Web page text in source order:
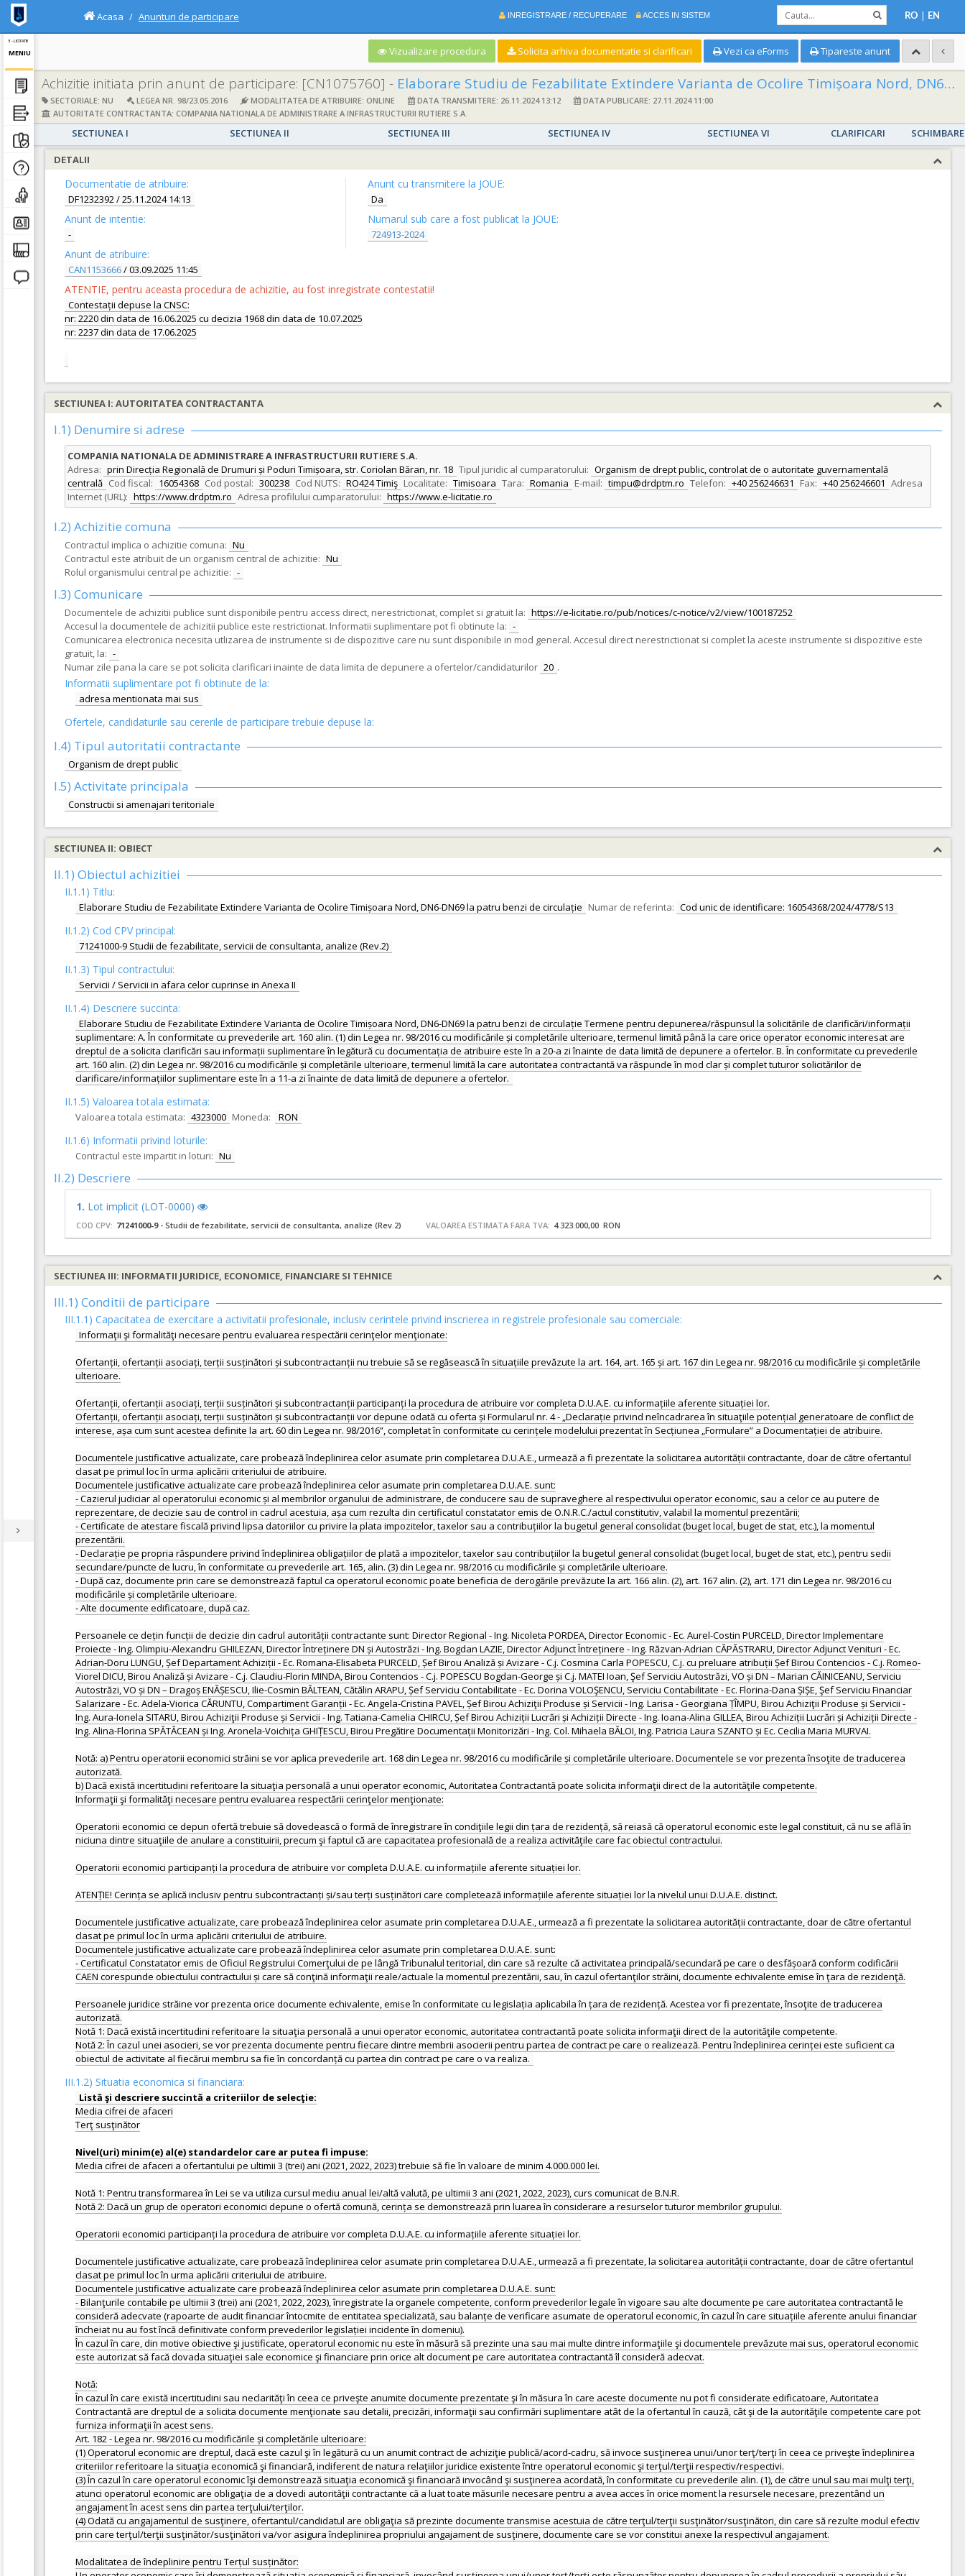
E - LICITATIE
MENIU
INREGISTRARE / RECUPERARE ACCES IN SISTEM RO | EN
Acasa Anunturi de participare
Vizualizare procedura Solicita arhiva documentatie si clarificari Vezi ca eForms Tipareste anunt
Achizitie initiata prin anunt de participare: [CN1075760] - Elaborare Studiu de Fezabilitate Extindere Varianta de Ocolire Timișoara Nord, DN6-DN69 la patru benzi de circulație
SECTORIALE: NU LEGEA NR. 98/23.05.2016 MODALITATEA DE ATRIBUIRE: ONLINE DATA TRANSMITERE: 26.11.2024 13:12
DATA PUBLICARE: 27.11.2024 11:00
AUTORITATE CONTRACTANTA: COMPANIA NATIONALA DE ADMINISTRARE A INFRASTRUCTURII RUTIERE S.A.
SECTIUNEA I SECTIUNEA II SECTIUNEA III SECTIUNEA IV SECTIUNEA VI CLARIFICARI SCHIMBARE
DETALII
Documentatie de atribuire:
DF1232392/ 25.11.2024 14:13
Anunt de intentie:
-
Anunt de atribuire:
CAN1153666/ 03.09.2025 11:45
Anunt cu transmitere la JOUE:
Da
Numarul sub care a fost publicat la JOUE:
724913-2024
ATENTIE, pentru aceasta procedura de achizitie, au fost inregistrate contestatii!
Contestații depuse la CNSC:
nr: 2220 din data de 16.06.2025 cu decizia 1968 din data de 10.07.2025
nr: 2237 din data de 17.06.2025
SECTIUNEA I: AUTORITATEA CONTRACTANTA
I.1) Denumire si adrese
COMPANIA NATIONALA DE ADMINISTRARE A INFRASTRUCTURII RUTIERE S.A.
Adresa: prin Direcția Regională de Drumuri și Poduri Timișoara, str. Coriolan Băran, nr. 18 Tipul juridic al cumparatorului: Organism de drept public, controlat de o autoritate guvernamentală
centrală Cod fiscal: 16054368 Cod postal: 300238 Cod NUTS: RO424 Timiş Localitate: Timisoara Tara: Romania E-mail: timpu@drdptm.ro Telefon: +40 256246631 Fax: +40 256246601 Adresa
Internet (URL): https://www.drdptm.ro Adresa profilului cumparatorului: https://www.e-licitatie.ro
I.2) Achizitie comuna
Contractul implica o achizitie comuna: Nu
Contractul este atribuit de un organism central de achizitie: Nu
Rolul organismului central pe achizitie: -
I.3) Comunicare
Documentele de achizitii publice sunt disponibile pentru access direct, nerestrictionat, complet si gratuit la: https://e-licitatie.ro/pub/notices/c-notice/v2/view/100187252
Accesul la documentele de achizitii publice este restrictionat. Informatii suplimentare pot fi obtinute la: -
Comunicarea electronica necesita utlizarea de instrumente si de dispozitive care nu sunt disponibile in mod general. Accesul direct nerestrictionat si complet la aceste instrumente si dispozitive este
gratuit, la: -
Numar zile pana la care se pot solicita clarificari inainte de data limita de depunere a ofertelor/candidaturilor 20 .
Informatii suplimentare pot fi obtinute de la:
adresa mentionata mai sus
Ofertele, candidaturile sau cererile de participare trebuie depuse la:
I.4) Tipul autoritatii contractante
Organism de drept public
I.5) Activitate principala
Constructii si amenajari teritoriale
SECTIUNEA II: OBIECT
II.1) Obiectul achizitiei
II.1.1) Titlu:
Elaborare Studiu de Fezabilitate Extindere Varianta de Ocolire Timișoara Nord, DN6-DN69 la patru benzi de circulație Numar de referinta: Cod unic de identificare: 16054368/2024/4778/S13
II.1.2) Cod CPV principal:
71241000-9 Studii de fezabilitate, servicii de consultanta, analize (Rev.2)
II.1.3) Tipul contractului:
Servicii / Servicii in afara celor cuprinse in Anexa II
II.1.4) Descriere succinta:
Elaborare Studiu de Fezabilitate Extindere Varianta de Ocolire Timișoara Nord, DN6-DN69 la patru benzi de circulație Termene pentru depunerea/răspunsul la solicitările de clarificări/informații
suplimentare: A. În conformitate cu prevederile art. 160 alin. (1) din Legea nr. 98/2016 cu modificările și completările ulterioare, termenul limită până la care orice operator economic interesat are
dreptul de a solicita clarificări sau informații suplimentare în legătură cu documentația de atribuire este în a 20-a zi înainte de data limită de depunere a ofertelor. B. În conformitate cu prevederile
art. 160 alin. (2) din Legea nr. 98/2016 cu modificările și completările ulterioare, termenul limită la care autoritatea contractantă va răspunde în mod clar și complet tuturor solicitărilor de
clarificare/informațiilor suplimentare este în a 11-a zi înainte de data limită de depunere a ofertelor.
II.1.5) Valoarea totala estimata:
Valoarea totala estimata: 4323000 Moneda: RON
II.1.6) Informatii privind loturile:
Contractul este impartit in loturi: Nu
II.2) Descriere
1. Lot implicit (LOT-0000)
COD CPV: 71241000-9- Studii de fezabilitate, servicii de consultanta, analize (Rev.2) VALOAREA ESTIMATA FARA TVA: 4.323.000,00 RON
SECTIUNEA III: INFORMATII JURIDICE, ECONOMICE, FINANCIARE SI TEHNICE
III.1) Conditii de participare
III.1.1) Capacitatea de exercitare a activitatii profesionale, inclusiv cerintele privind inscrierea in registrele profesionale sau comerciale:
Informaţii şi formalităţi necesare pentru evaluarea respectării cerinţelor menţionate:
Ofertanții, ofertanții asociați, terții susținători și subcontractanții nu trebuie să se regăsească în situațiile prevăzute la art. 164, art. 165 și art. 167 din Legea nr. 98/2016 cu modificările și completările
ulterioare.
Ofertanții, ofertanții asociați, terții susținători și subcontractanții participanți la procedura de atribuire vor completa D.U.A.E. cu informațiile aferente situației lor.
Ofertanții, ofertanții asociați, terții susținători și subcontractanții vor depune odată cu oferta și Formularul nr. 4 - „Declarație privind neîncadrarea în situaţiile potențial generatoare de conflict de
interese, așa cum sunt acestea definite la art. 60 din Legea nr. 98/2016”, completat în conformitate cu cerințele modelului prezentat în Secțiunea „Formulare” a Documentației de atribuire.
Documentele justificative actualizate, care probează îndeplinirea celor asumate prin completarea D.U.A.E., urmează a fi prezentate la solicitarea autorității contractante, doar de către ofertantul
clasat pe primul loc în urma aplicării criteriului de atribuire.
Documentele justificative actualizate care probează îndeplinirea celor asumate prin completarea D.U.A.E. sunt:
- Cazierul judiciar al operatorului economic și al membrilor organului de administrare, de conducere sau de supraveghere al respectivului operator economic, sau a celor ce au putere de
reprezentare, de decizie sau de control in cadrul acestuia, așa cum rezulta din certificatul constatator emis de O.N.R.C./actul constitutiv, valabil la momentul prezentării;
- Certificate de atestare fiscală privind lipsa datoriilor cu privire la plata impozitelor, taxelor sau a contribuțiilor la bugetul general consolidat (buget local, buget de stat, etc.), la momentul
prezentării.
- Declarație pe propria răspundere privind îndeplinirea obligațiilor de plată a impozitelor, taxelor sau contribuțiilor la bugetul general consolidat (buget local, buget de stat, etc.), pentru sedii
secundare/puncte de lucru, în conformitate cu prevederile art. 165, alin. (3) din Legea nr. 98/2016 cu modificările și completările ulterioare.
- După caz, documente prin care se demonstrează faptul ca operatorul economic poate beneficia de derogările prevăzute la art. 166 alin. (2), art. 167 alin. (2), art. 171 din Legea nr. 98/2016 cu
modificările și completările ulterioare.
- Alte documente edificatoare, după caz.
Persoanele ce dețin funcții de decizie din cadrul autorității contractante sunt: Director Regional - Ing. Nicoleta PORDEA, Director Economic - Ec. Aurel-Costin PURCELD, Director Implementare
Proiecte - Ing. Olimpiu-Alexandru GHILEZAN, Director Întreținere DN și Autostrăzi - Ing. Bogdan LAZIE, Director Adjunct Întreținere - Ing. Răzvan-Adrian CĂPĂSTRARU, Director Adjunct Venituri - Ec.
Adrian-Doru LUNGU, Șef Departament Achiziții - Ec. Romana-Elisabeta PURCELD, Șef Birou Analiză și Avizare - C.j. Cosmina Carla POPESCU, C.j. cu preluare atribuții Șef Birou Contencios - C.j. Romeo-
Viorel DICU, Birou Analiză și Avizare - C.j. Claudiu-Florin MINDA, Birou Contencios - C.j. POPESCU Bogdan-George și C.j. MATEI Ioan, Şef Serviciu Autostrăzi, VO și DN – Marian CĂINICEANU, Serviciu
Autostrăzi, VO și DN – Dragoș ENĂȘESCU, Ilie-Cosmin BĂLTEAN, Cătălin ARAPU, Șef Serviciu Contabilitate - Ec. Dorina VOLOŞENCU, Serviciu Contabilitate - Ec. Florina-Dana ȘIȘE, Şef Serviciu Financiar
Salarizare - Ec. Adela-Viorica CĂRUNTU, Compartiment Garanții - Ec. Angela-Cristina PAVEL, Șef Birou Achiziţii Produse și Servicii - Ing. Larisa - Georgiana ȚÎMPU, Birou Achiziţii Produse și Servicii -
Ing. Aura-Ionela SITARU, Birou Achiziţii Produse și Servicii - Ing. Tatiana-Camelia CHIRCU, Șef Birou Achiziții Lucrări și Achiziții Directe - Ing. Ioana-Alina GILLEA, Birou Achiziții Lucrări și Achiziții Directe -
Ing. Alina-Florina SPĂTĂCEAN și Ing. Aronela-Voichița GHIȚESCU, Birou Pregătire Documentații Monitorizări - Ing. Col. Mihaela BĂLOI, Ing. Patricia Laura SZANTO și Ec. Cecilia Maria MURVAI.
Notă: a) Pentru operatorii economici străini se vor aplica prevederile art. 168 din Legea nr. 98/2016 cu modificările și completările ulterioare. Documentele se vor prezenta însoţite de traducerea
autorizată.
b) Dacă există incertitudini referitoare la situaţia personală a unui operator economic, Autoritatea Contractantă poate solicita informaţii direct de la autorităţile competente.
Informaţii şi formalităţi necesare pentru evaluarea respectării cerinţelor menţionate:
Operatorii economici ce depun ofertă trebuie să dovedească o formă de înregistrare în condiţiile legii din țara de rezidență, să reiasă că operatorul economic este legal constituit, că nu se află în
niciuna dintre situaţiile de anulare a constituirii, precum şi faptul că are capacitatea profesională de a realiza activităţile care fac obiectul contractului.
Operatorii economici participanți la procedura de atribuire vor completa D.U.A.E. cu informațiile aferente situației lor.
ATENȚIE! Cerința se aplică inclusiv pentru subcontractanți și/sau terți susținători care completează informațiile aferente situației lor la nivelul unui D.U.A.E. distinct.
Documentele justificative actualizate, care probează îndeplinirea celor asumate prin completarea D.U.A.E., urmează a fi prezentate la solicitarea autorității contractante, doar de către ofertantul
clasat pe primul loc în urma aplicării criteriului de atribuire.
Documentele justificative actualizate care probează îndeplinirea celor asumate prin completarea D.U.A.E. sunt:
- Certificatul Constatator emis de Oficiul Registrului Comerţului de pe lângă Tribunalul teritorial, din care să rezulte că activitatea principală/secundară pe care o desfășoară conform codificării
CAEN corespunde obiectului contractului și care să conţină informaţii reale/actuale la momentul prezentării, sau, în cazul ofertanţilor străini, documente echivalente emise în ţara de rezidenţă.
Persoanele juridice străine vor prezenta orice documente echivalente, emise în conformitate cu legislația aplicabila în țara de rezidență. Acestea vor fi prezentate, însoţite de traducerea
autorizată.
Notă 1: Dacă există incertitudini referitoare la situaţia personală a unui operator economic, autoritatea contractantă poate solicita informaţii direct de la autorităţile competente.
Notă 2: În cazul unei asocieri, se vor prezenta documente pentru fiecare dintre membrii asocierii pentru partea de contract pe care o realizează. Pentru îndeplinirea cerinței este suficient ca
III.1.2) Situatia economica si financiara:
Media cifrei de afaceri
Terţ susţinător
Media cifrei de afaceri a ofertantului pe ultimii 3 (trei) ani (2021, 2022, 2023) trebuie să fie în valoare de minim 4.000.000 lei.
Notă 1: Pentru transformarea în Lei se va utiliza cursul mediu anual lei/altă valută, pe ultimii 3 ani (2021, 2022, 2023), curs comunicat de B.N.R.
Notă 2: Dacă un grup de operatori economici depune o ofertă comună, cerința se demonstrează prin luarea în considerare a resurselor tuturor membrilor grupului.
Operatorii economici participanți la procedura de atribuire vor completa D.U.A.E. cu informațiile aferente situației lor.
Documentele justificative actualizate, care probează îndeplinirea celor asumate prin completarea D.U.A.E., urmează a fi prezentate, la solicitarea autorității contractante, doar de către ofertantul
clasat pe primul loc în urma aplicării criteriului de atribuire.
Documentele justificative actualizate care probează îndeplinirea celor asumate prin completarea D.U.A.E. sunt:
- Bilanţurile contabile pe ultimii 3 (trei) ani (2021, 2022, 2023), înregistrate la organele competente, conform prevederilor legale în vigoare sau alte documente pe care autoritatea contractantă le
consideră adecvate (rapoarte de audit financiar întocmite de entitatea specializată, sau balanțe de verificare asumate de operatorul economic, în cazul în care situațiile aferente anului financiar
încheiat nu au fost încă definitivate conform prevederilor legislației incidente în domeniu).
În cazul în care, din motive obiective şi justificate, operatorul economic nu este în măsură să prezinte una sau mai multe dintre informaţiile şi documentele prevăzute mai sus, operatorul economic
este autorizat să facă dovada situaţiei sale economice şi financiare prin orice alt document pe care autoritatea contractantă îl consideră adecvat.
Notă:
În cazul în care există incertitudini sau neclarităţi în ceea ce priveşte anumite documente prezentate şi în măsura în care aceste documente nu pot fi considerate edificatoare, Autoritatea
Contractantă are dreptul de a solicita documente menţionate sau detalii, precizări, informaţii sau confirmări suplimentare atât de la ofertantul în cauză, cât şi de la autorităţile competente care pot
furniza informaţii în acest sens.
Art. 182 - Legea nr. 98/2016 cu modificările și completările ulterioare:
(1) Operatorul economic are dreptul, dacă este cazul şi în legătură cu un anumit contract de achiziţie publică/acord-cadru, să invoce susţinerea unui/unor terţ/terţi în ceea ce priveşte îndeplinirea
criteriilor referitoare la situaţia economică şi financiară, indiferent de natura relaţiilor juridice existente între operatorul economic şi terţul/terţii respectiv/respectivi.
(3) În cazul în care operatorul economic îşi demonstrează situaţia economică şi financiară invocând şi susţinerea acordată, în conformitate cu prevederile alin. (1), de către unul sau mai mulţi terţi,
atunci operatorul economic are obligaţia de a dovedi autorităţii contractante că a luat toate măsurile necesare pentru a avea acces în orice moment la resursele necesare, prezentând un
angajament în acest sens din partea terţului/terţilor.
(4) Odată cu angajamentul de susţinere, ofertantul/candidatul are obligaţia să prezinte documente transmise acestuia de către terţul/terţii susţinător/susţinători, din care să rezulte modul efectiv
prin care terţul/terţii susţinător/susţinători va/vor asigura îndeplinirea propriului angajament de susţinere, documente care se vor constitui anexe la respectivul angajament.
Modalitatea de îndeplinire pentru Terțul susținător: